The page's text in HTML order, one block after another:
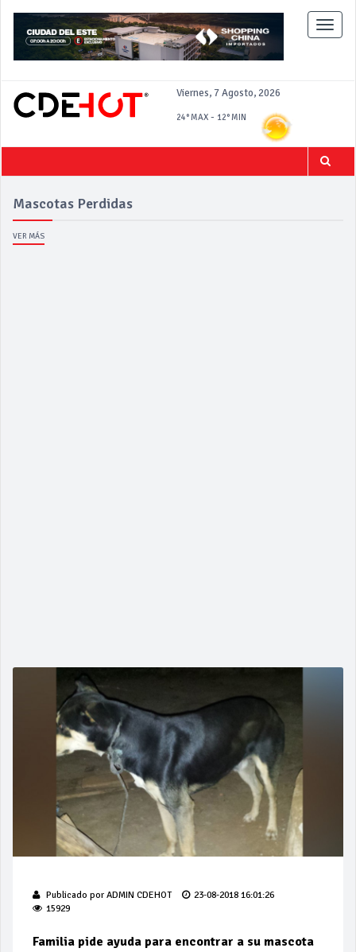
Viernes, 7 Agosto, 2026
24°MAX - 12°MIN
Toggle
Mascotas Perdidas
VER MÁS
Publicado por ADMIN CDEHOT
23-08-2018 16:01:26
15929
Familia pide ayuda para encontrar a su mascota